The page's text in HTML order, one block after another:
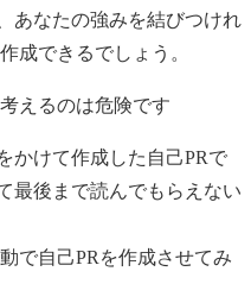
あなたの強みを結びつけれ
成できるでしょう。
えるのは危険です
かけて作成した 自己PRで
最後まで読んでもらえない
で自己PR を作成させてみ